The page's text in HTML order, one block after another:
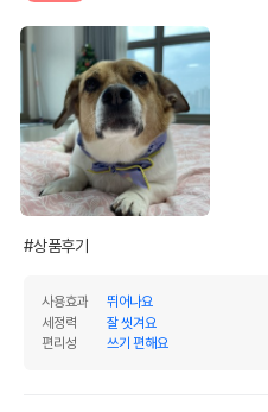
조회분
칼슘
인
오메가3
탄수화물
기타성분
#상품후기
사용효과
뛰어나요
세정력
잘 씻겨요
편리성
쓰기 편해요